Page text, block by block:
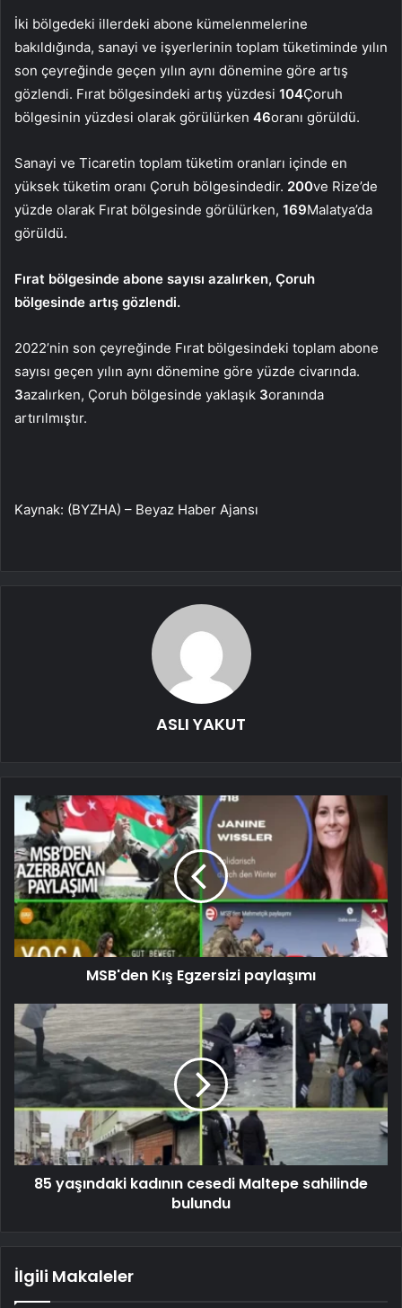
İki bölgedeki illerdeki abone kümelenmelerine
bakıldığında, sanayi ve işyerlerinin toplam tüketiminde yılın
son çeyreğinde geçen yılın aynı dönemine göre artış
gözlendi. Fırat bölgesindeki artış yüzdesi 104Çoruh
bölgesinin yüzdesi olarak görülürken 46oranı görüldü.
Sanayi ve Ticaretin toplam tüketim oranları içinde en
yüksek tüketim oranı Çoruh bölgesindedir. 200ve Rize’de
yüzde olarak Fırat bölgesinde görülürken, 169Malatya’da
görüldü.
Fırat bölgesinde abone sayısı azalırken, Çoruh
bölgesinde artış gözlendi.
2022’nin son çeyreğinde Fırat bölgesindeki toplam abone
sayısı geçen yılın aynı dönemine göre yüzde civarında.
3azalırken, Çoruh bölgesinde yaklaşık 3oranında
artırılmıştır.
Kaynak: (BYZHA) – Beyaz Haber Ajansı
ASLI YAKUT
MSB'den Kış Egzersizi paylaşımı
85 yaşındaki kadının cesedi Maltepe sahilinde
bulundu
İlgili Makaleler